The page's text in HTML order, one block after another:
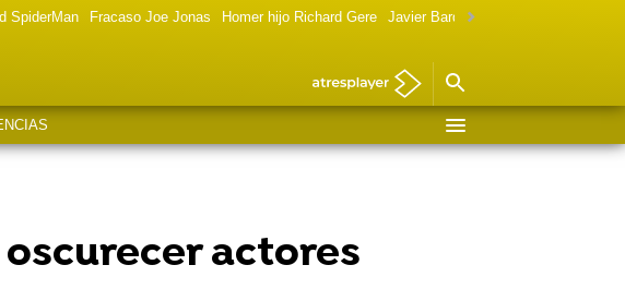
SpiderMan Fracaso Joe Jonas Homer hijo Richard Gere Javier Bardem política
actores